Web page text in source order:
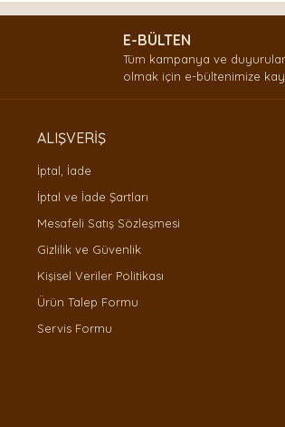
E-BÜLTEN
Tüm kampanya ve
olmak için e-bültenimize
ALIŞVERİŞ
İptal, İade
İptal ve İade Şartları
Mesafeli Satış Sözleşmesi
Gizlilik ve Güvenlik
Kişisel Veriler Politikası
Ürün Talep Formu
Servis Formu